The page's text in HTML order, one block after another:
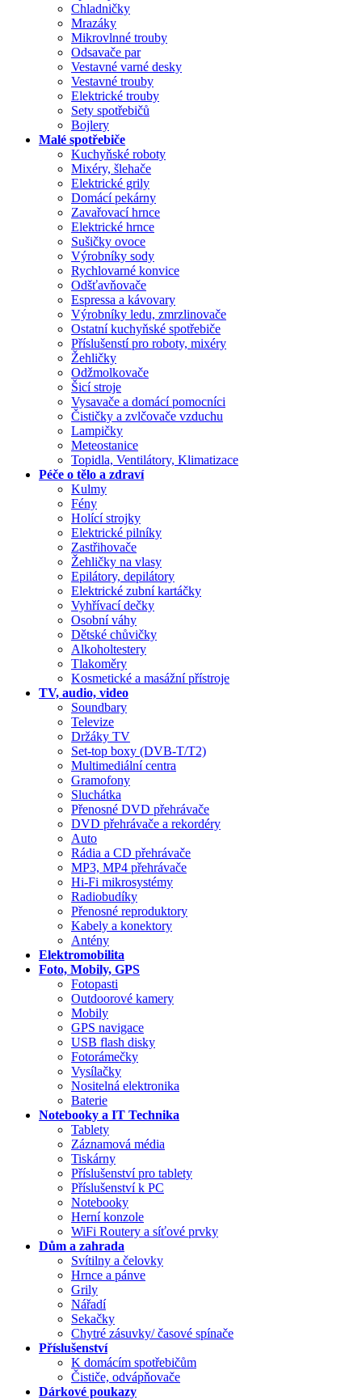
Chladničky
Mrazáky
Mikrovlnné trouby
Odsavače par
Vestavné varné desky
Vestavné trouby
Elektrické trouby
Sety spotřebičů
Bojlery
Malé spotřebiče
Kuchyňské roboty
Mixéry, šlehače
Elektrické grily
Domácí pekárny
Zavařovací hrnce
Elektrické hrnce
Sušičky ovoce
Výrobníky sody
Rychlovarné konvice
Odšťavňovače
Espressa a kávovary
Výrobníky ledu, zmrzlinovače
Ostatní kuchyňské spotřebiče
Příslušenstí pro roboty, mixéry
Žehličky
Odžmolkovače
Šicí stroje
Vysavače a domácí pomocníci
Čističky a zvlčovače vzduchu
Lampičky
Meteostanice
Topidla, Ventilátory, Klimatizace
Péče o tělo a zdraví
Kulmy
Fény
Holící strojky
Elektrické pilníky
Zastřihovače
Žehličky na vlasy
Epilátory, depilátory
Elektrické zubní kartáčky
Vyhřívací dečky
Osobní váhy
Dětské chůvičky
Alkoholtestery
Tlakoměry
Kosmetické a masážní přístroje
TV, audio, video
Soundbary
Televize
Držáky TV
Set-top boxy (DVB-T/T2)
Multimediální centra
Gramofony
Sluchátka
Přenosné DVD přehrávače
DVD přehrávače a rekordéry
Auto
Rádia a CD přehrávače
MP3, MP4 přehrávače
Hi-Fi mikrosystémy
Radiobudíky
Přenosné reproduktory
Kabely a konektory
Antény
Elektromobilita
Foto, Mobily, GPS
Fotopasti
Outdoorové kamery
Mobily
GPS navigace
USB flash disky
Fotorámečky
Vysílačky
Nositelná elektronika
Baterie
Notebooky a IT Technika
Tablety
Záznamová média
Tiskárny
Příslušenství pro tablety
Příslušenství k PC
Notebooky
Herní konzole
WiFi Routery a síťové prvky
Dům a zahrada
Svítilny a čelovky
Hrnce a pánve
Grily
Nářadí
Sekačky
Chytré zásuvky/ časové spínače
Příslušenství
K domácím spotřebičům
Čističe, odvápňovače
Dárkové poukazy